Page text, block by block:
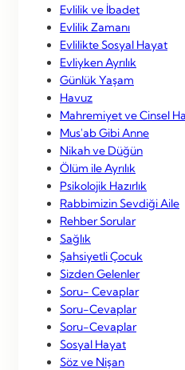
Evlilik ve İbadet
Evlilik Zamanı
Evlilikte Sosyal Hayat
Evliyken Ayrılık
Günlük Yaşam
Havuz
Mahremiyet ve Cinsel
Mus'ab Gibi Anne
Nikah ve Düğün
Ölüm ile Ayrılık
Psikolojik Hazırlık
Rabbimizin Sevdiği Aile
Rehber Sorular
Sağlık
Şahsiyetli Çocuk
Sizden Gelenler
Soru- Cevaplar
Soru-Cevaplar
Soru-Cevaplar
Sosyal Hayat
Söz ve Nişan